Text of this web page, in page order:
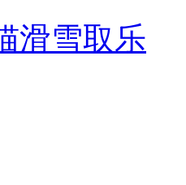
滑雪取乐